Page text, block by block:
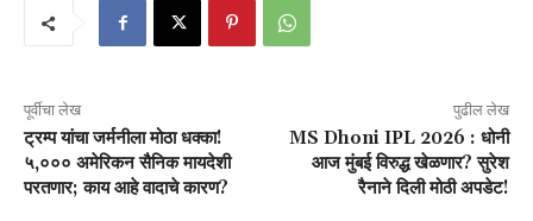
पूर्वीचा लेख
ट्रम्प यांचा जर्मनीला मोठा धक्का!
५,००० अमेरिकन सैनिक मायदेशी
परतणार; काय आहे वादाचे कारण?
पुढील लेख
MS Dhoni IPL 2026 : धोनी
आज मुंबई विरुद्ध खेळणार? सुरेश
रैनाने दिली मोठी अपडेट!